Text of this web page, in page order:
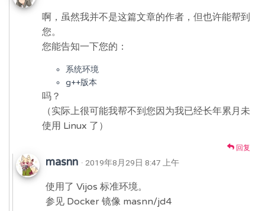
啊，虽然我并不是这篇文章的作者，但也许能帮到
您。
您能告知一下您的：
系统环境
g++版本
吗？
（实际上很可能我帮不到您因为我已经长年累月未
使用 Linux 了）
回复
masnn · 2019年8月29日 8:47 上午
使用了 Vijos 标准环境。
参见 Docker 镜像 masnn/jd4